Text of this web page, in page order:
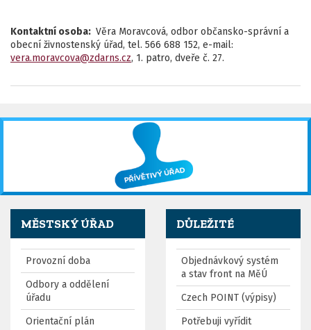
Kontaktní osoba: Věra Moravcová, odbor občansko-správní a
obecní živnostenský úřad, tel. 566 688 152, e-mail:
vera.moravcova@zdarns.cz, 1. patro, dveře č. 27.
MĚSTSKÝ ÚŘAD
Provozní doba
Odbory a oddělení
úřadu
Orientační plán
DŮLEŽITÉ
Objednávkový systém
a stav front na MěÚ
Czech POINT (výpisy)
Potřebuji vyřídit